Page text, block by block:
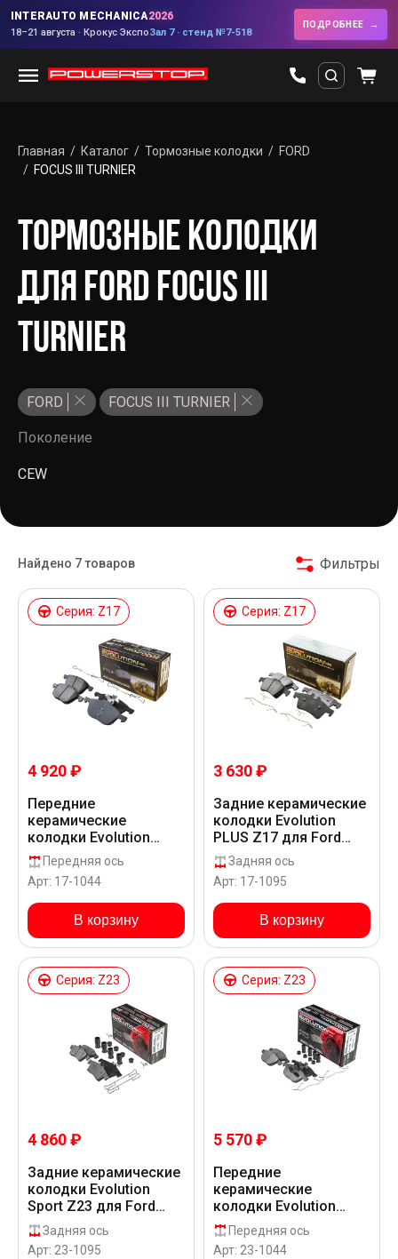
INTERAUTO MECHANICA2026
18–21 августа · Крокус ЭкспоЗал 7 · стенд №7-518
ПОДРОБНЕЕ
Главная Каталог Тормозные колодки
FORD
FOCUS III TURNIER
ТОРМОЗНЫЕ КОЛОДКИ
ДЛЯ FORD FOCUS III
TURNIER
FORD FOCUS III TURNIER
Поколение
CEW
Найдено 7 товаров Фильтры
Серия: Z17
4 920 ₽
Передние
керамические
колодки Evolution
PLUS Z17 для Ford
FOCUS III TURNIER CEW
Передняя ось
Арт: 17-1044
В корзину
Серия: Z17
3 630 ₽
Задние керамические
колодки Evolution
PLUS Z17 для Ford
FOCUS III TURNIER CEW
Задняя ось
Арт: 17-1095
В корзину
Серия: Z23
4 860 ₽
Задние керамические
колодки Evolution
Sport Z23 для Ford
FOCUS III TURNIER CEW
Задняя ось
Арт: 23-1095
Серия: Z23
5 570 ₽
Передние
керамические
колодки Evolution
Sport Z23 для Ford
FOCUS III TURNIER CEW
Передняя ось
Арт: 23-1044